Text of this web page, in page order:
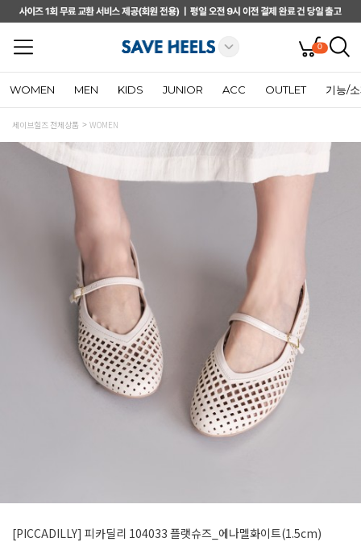
0
WOMEN MEN KIDS JUNIOR ACC OUTLET 기능/
세이브힐즈 전체상품 WOMEN
[PICCADILLY] 피카딜리 104033 플랫슈즈_에나멜화이트(1.5cm)